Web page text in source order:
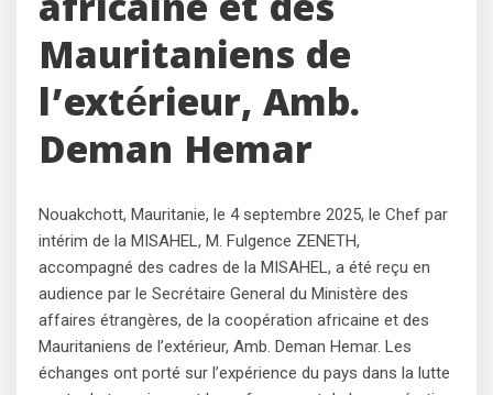
Mauritaniens de
l’extérieur, Amb.
Deman Hemar
Nouakchott, Mauritanie, le 4 septembre 2025, le Chef par
intérim de la MISAHEL, M. Fulgence ZENETH,
accompagné des cadres de la MISAHEL, a été reçu en
audience par le Secrétaire General du Ministère des
affaires étrangères, de la coopération africaine et des
Mauritaniens de l’extérieur, Amb. Deman Hemar. Les
échanges ont porté sur l’expérience du pays dans la lutte